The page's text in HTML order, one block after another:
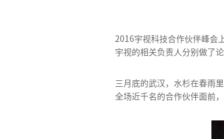
2016宇视科技合作伙伴峰会
宇视的相关负责人分别做了论
三月底的武汉，水杉在春雨
全场近千名的合作伙伴面前